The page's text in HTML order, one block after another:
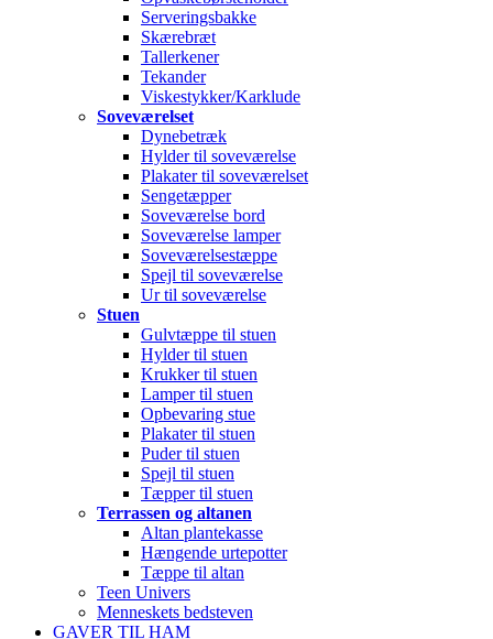
Serveringsbakke
Skærebræt
Tallerkener
Tekander
Viskestykker/Karklude
Soveværelset
Dynebetræk
Hylder til soveværelse
Plakater til soveværelset
Sengetæpper
Soveværelse bord
Soveværelse lamper
Soveværelsestæppe
Spejl til soveværelse
Ur til soveværelse
Stuen
Gulvtæppe til stuen
Hylder til stuen
Krukker til stuen
Lamper til stuen
Opbevaring stue
Plakater til stuen
Puder til stuen
Spejl til stuen
Tæpper til stuen
Terrassen og altanen
Altan plantekasse
Hængende urtepotter
Tæppe til altan
Teen Univers
Menneskets bedsteven
GAVER TIL HAM